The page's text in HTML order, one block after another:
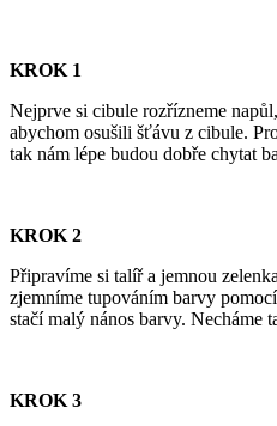
KROK 1
Nejprve si cibule rozřízneme
abychom osušili šťávu z cibule.
tak nám lépe budou dobře chytat
KROK 2
Připravíme si talíř a jemnou
zjemníme tupováním barvy
stačí malý nános barvy. Necháme
KROK 3